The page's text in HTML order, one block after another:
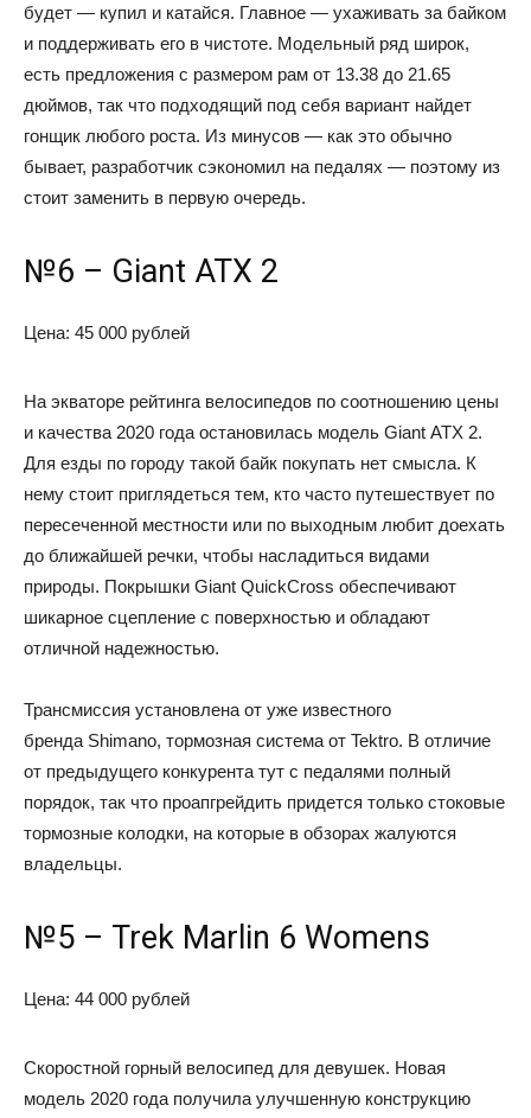
будет — купил и катайся. Главное — ухаживать за байком
и поддерживать его в чистоте. Модельный ряд широк,
есть предложения с размером рам от 13.38 до 21.65
дюймов, так что подходящий под себя вариант найдет
гонщик любого роста. Из минусов — как это обычно
бывает, разработчик сэкономил на педалях — поэтому из
стоит заменить в первую очередь.
№6 – Giant ATX 2
Цена: 45 000 рублей
На экваторе рейтинга велосипедов по соотношению цены
и качества 2020 года остановилась модель Giant ATX 2.
Для езды по городу такой байк покупать нет смысла. К
нему стоит приглядеться тем, кто часто путешествует по
пересеченной местности или по выходным любит доехать
до ближайшей речки, чтобы насладиться видами
природы. Покрышки Giant QuickCross обеспечивают
шикарное сцепление с поверхностью и обладают
отличной надежностью.
Трансмиссия установлена от уже известного
бренда Shimano, тормозная система от Tektro. В отличие
от предыдущего конкурента тут с педалями полный
порядок, так что проапгрейдить придется только стоковые
тормозные колодки, на которые в обзорах жалуются
владельцы.
№5 – Trek Marlin 6 Womens
Цена: 44 000 рублей
Скоростной горный велосипед для девушек. Новая
модель 2020 года получила улучшенную конструкцию